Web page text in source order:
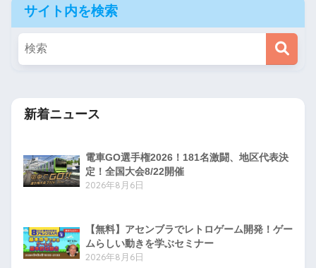
サイト内を検索
新着ニュース
電車GO選手権2026！181名激闘、地区代表決
定！全国大会8/22開催
2026年8月6日
【無料】アセンブラでレトロゲーム開発！ゲー
ムらしい動きを学ぶセミナー
2026年8月6日